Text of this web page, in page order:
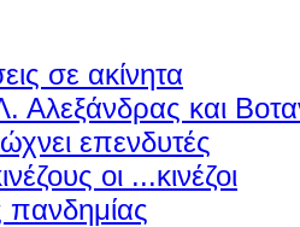
σε ακίνητα
Αλεξάνδρας και
επενδυτές
οι ...κινέζοι
πανδημίας